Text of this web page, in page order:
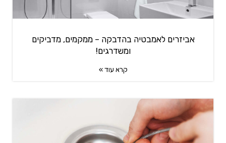
אביזרים לאמבטיה בהדבקה – ממקמים, מדביקים
ומשדרגים!
קרא עוד »